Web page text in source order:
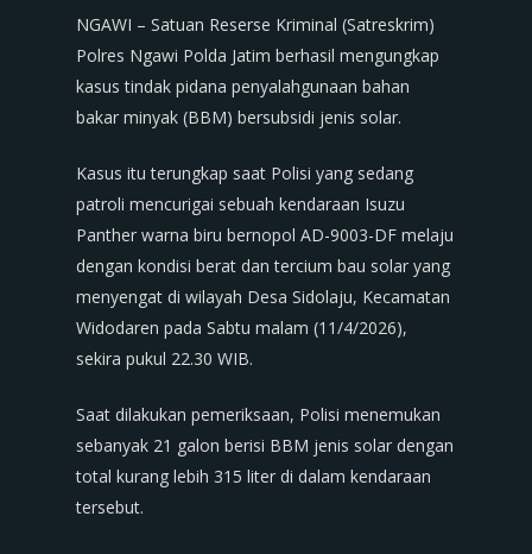
NGAWI – Satuan Reserse Kriminal (Satreskrim)
Polres Ngawi Polda Jatim berhasil mengungkap
kasus tindak pidana penyalahgunaan bahan
bakar minyak (BBM) bersubsidi jenis solar.
Kasus itu terungkap saat Polisi yang sedang
patroli mencurigai sebuah kendaraan Isuzu
Panther warna biru bernopol AD-9003-DF melaju
dengan kondisi berat dan tercium bau solar yang
menyengat di wilayah Desa Sidolaju, Kecamatan
Widodaren pada Sabtu malam (11/4/2026),
sekira pukul 22.30 WIB.
Saat dilakukan pemeriksaan, Polisi menemukan
sebanyak 21 galon berisi BBM jenis solar dengan
total kurang lebih 315 liter di dalam kendaraan
tersebut.